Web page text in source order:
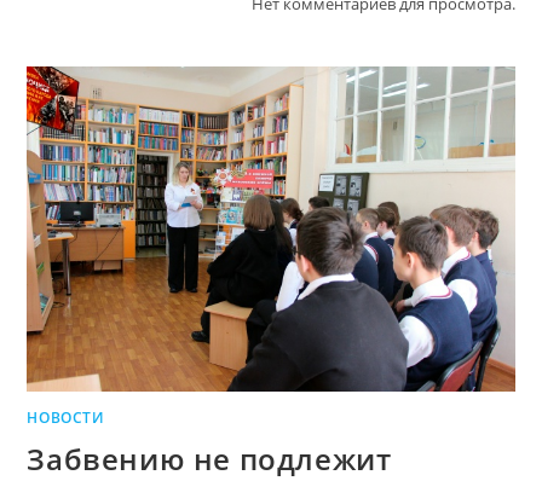
НОВОСТИ
Забвению не подлежит